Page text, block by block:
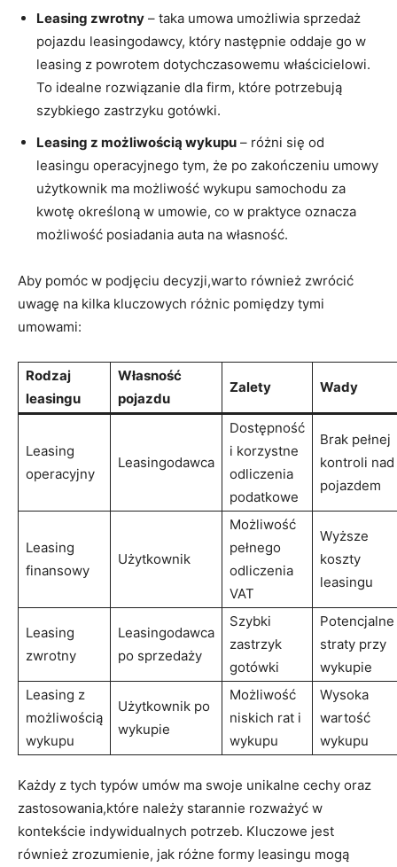
Leasing zwrotny – taka umowa umożliwia sprzedaż
pojazdu leasingodawcy, ​który następnie‍ oddaje go w
leasing z powrotem dotychczasowemu właścicielowi.⁣
To idealne rozwiązanie dla​ firm, które potrzebują
szybkiego zastrzyku​ gotówki.
Leasing z⁤ możliwością wykupu – różni się od
leasingu operacyjnego tym, że‌ po zakończeniu umowy
użytkownik ma możliwość ‌wykupu samochodu za
⁣kwotę określoną w umowie,⁤ co w⁢ praktyce​ oznacza
możliwość posiadania auta na własność.
Aby pomóc w podjęciu decyzji,warto również⁤ zwrócić
‌uwagę na kilka kluczowych różnic pomiędzy tymi⁢
umowami:
Rodzaj
leasingu
Własność⁣
pojazdu
Zalety Wady
Leasing
operacyjny
Leasingodawca
Dostępność
i korzystne
odliczenia
⁤podatkowe
Brak pełnej
kontroli nad
pojazdem
Leasing
‌finansowy
Użytkownik
Możliwość
pełnego
odliczenia
VAT
Wyższe
koszty
leasingu
Leasing
zwrotny
Leasingodawca
po sprzedaży
Szybki
zastrzyk
‍gotówki
Potencjalne
straty⁣ przy‌
wykupie
Leasing z
możliwością
wykupu
Użytkownik po
wykupie
Możliwość
niskich rat i
wykupu
Wysoka
⁣wartość
wykupu
Każdy z​ tych⁢ typów umów ⁢ma swoje unikalne cechy oraz⁣
zastosowania,które należy starannie ⁢rozważyć w
kontekście indywidualnych potrzeb. Kluczowe jest
również zrozumienie, jak różne formy​ leasingu mogą